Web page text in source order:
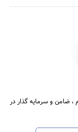
، ضامن و سرمایه گذار در